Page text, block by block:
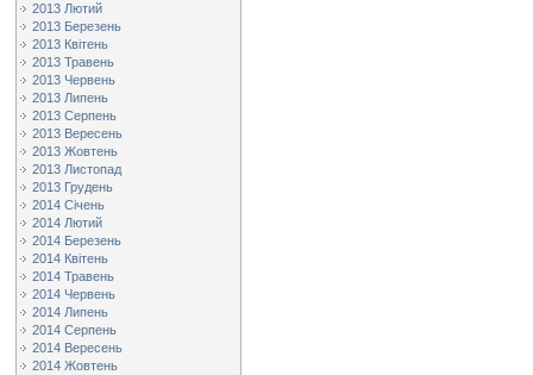
2013 Лютий
2013 Березень
2013 Квітень
2013 Травень
2013 Червень
2013 Липень
2013 Серпень
2013 Вересень
2013 Жовтень
2013 Листопад
2013 Грудень
2014 Січень
2014 Лютий
2014 Березень
2014 Квітень
2014 Травень
2014 Червень
2014 Липень
2014 Серпень
2014 Вересень
2014 Жовтень